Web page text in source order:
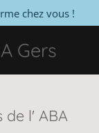
Gers
chez vous !
de l' ABA